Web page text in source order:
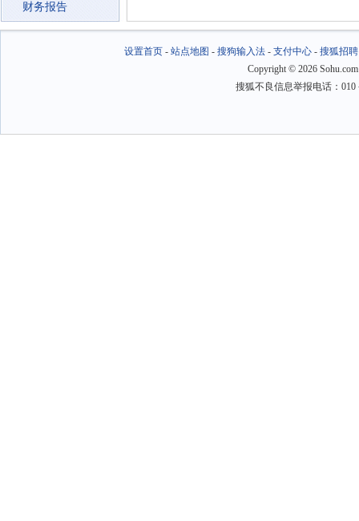
财务报告
设置首页- 站点地图 - 搜狗输入法- 支付中心- 搜狐招聘
Copyright © 2026
搜狐不良信息举报电话：010